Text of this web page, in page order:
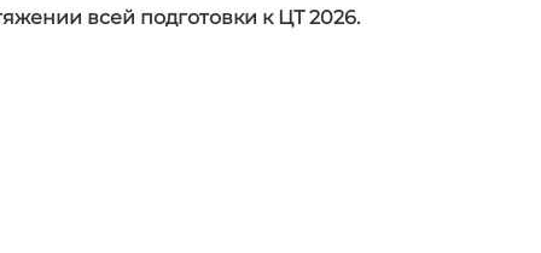
всей подготовки к ЦТ 2026.